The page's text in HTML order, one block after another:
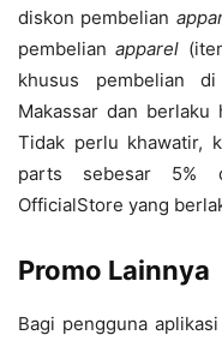
diskon pembelian
pembelianapparel
khusus pembelian
Makassar dan
Tidak perlu khawatir,
parts sebesar 5%
OfficialStore yang
Promo Lainnya
Bagi pengguna